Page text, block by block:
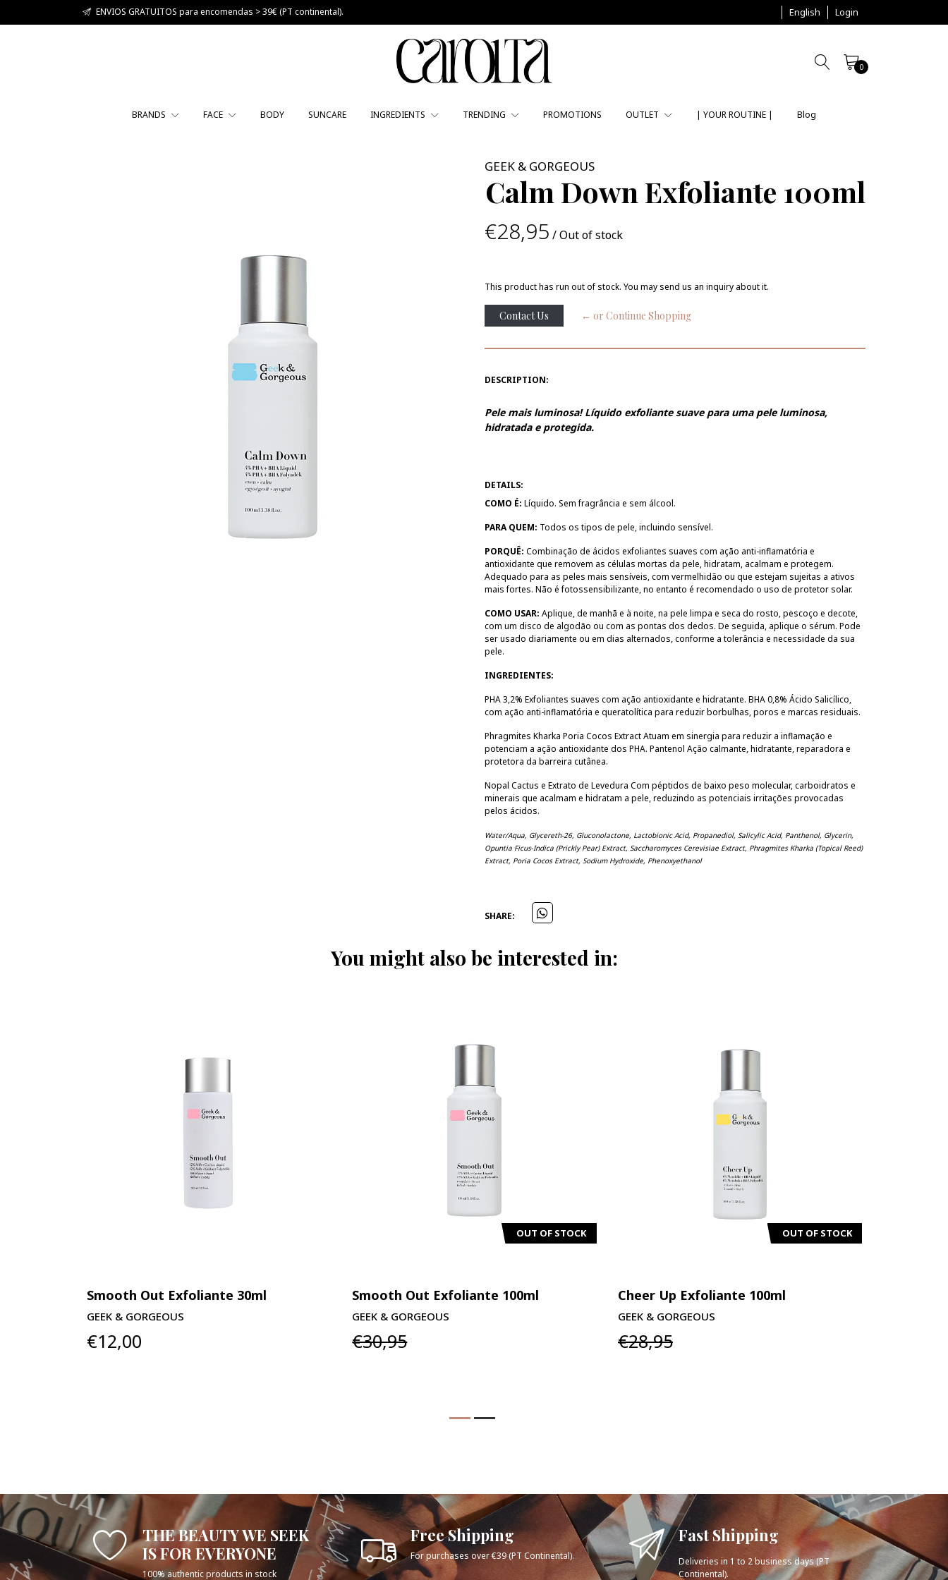
ENVIOS GRATUITOS para encomendas > 39€ (PT continental). English Login
0
BRANDS FACE BODY SUNCARE INGREDIENTS TRENDING PROMOTIONS OUTLET | YOUR ROUTINE | Blog
GEEK & GORGEOUS
Calm Down Exfoliante 100ml
€28,95 / Out of stock
This product has run out of stock. You may send us an inquiry about it.
Contact Us ← or Continue Shopping
DESCRIPTION:
Pele mais luminosa!Líquido exfoliante suave para uma pele luminosa,
hidratada e protegida.
DETAILS:
COMO É: Líquido. Sem fragrância e sem álcool.
PARA QUEM: Todos os tipos de pele, incluindo sensível.
PORQUÊ: Combinação de ácidos exfoliantes suaves com ação anti-inflamatória e
antioxidante que removem as células mortas da pele, hidratam, acalmam e protegem.
Adequado para as peles mais sensíveis, com vermelhidão ou que estejam sujeitas a ativos
mais fortes. Não é fotossensibilizante, no entanto é recomendado o uso de protetor solar.
COMO USAR: Aplique, de manhã e à noite, na pele limpa e seca do rosto, pescoço e decote,
com um disco de algodão ou com as pontas dos dedos. De seguida, aplique o sérum. Pode
ser usado diariamente ou em dias alternados, conforme a tolerância e necessidade da sua
pele.
INGREDIENTES:
PHA 3,2% Exfoliantes suaves com ação antioxidante e hidratante. BHA 0,8% Ácido Salicílico,
com ação anti-inflamatória e queratolítica para reduzir borbulhas, poros e marcas residuais.
Phragmites Kharka Poria Cocos Extract Atuam em sinergia para reduzir a inflamação e
potenciam a ação antioxidante dos PHA. Pantenol Ação calmante, hidratante, reparadora e
protetora da barreira cutânea.
Nopal Cactus e Extrato de Levedura Com péptidos de baixo peso molecular, carboidratos e
minerais que acalmam e hidratam a pele, reduzindo as potenciais irritações provocadas
pelos ácidos.
Water/Aqua, Glycereth-26, Gluconolactone, Lactobionic Acid, Propanediol, Salicylic Acid, Panthenol, Glycerin,
Opuntia Ficus‐Indica (Prickly Pear) Extract, Saccharomyces Cerevisiae Extract, Phragmites Kharka (Topical Reed)
Extract, Poria Cocos Extract, Sodium Hydroxide, Phenoxyethanol
SHARE:
You might also be interested in:
Smooth Out Exfoliante 30ml
GEEK & GORGEOUS
€12,00
OUT OF STOCK
Smooth Out Exfoliante 100ml
GEEK & GORGEOUS
€30,95
OUT OF STOCK
Cheer Up Exfoliante 100ml
GEEK & GORGEOUS
€28,95
THE BEAUTY WE SEEK
IS FOR EVERYONE
100% authentic products in stock
Free Shipping
For purchases over €39 (PT Continental).
Fast Shipping
Deliveries in 1 to 2 business days (PT
Continental).